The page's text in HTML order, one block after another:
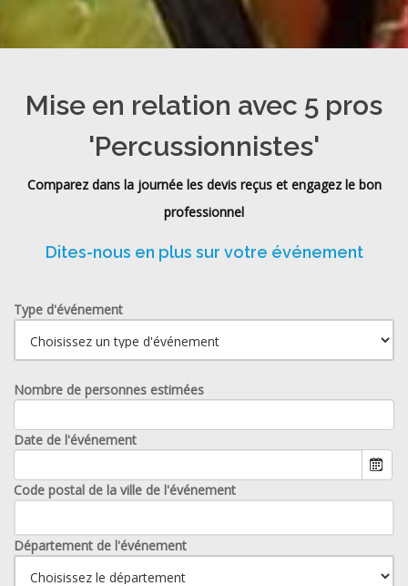
Mise en relation avec 5 pros
'Percussionnistes'
Comparez dans la journée les devis reçus et engagez le bon
professionnel
Dites-nous en plus sur votre événement
Type d'événement
Nombre de personnes estimées
Date de l'événement
Code postal de la ville de l'événement
Département de l'événement